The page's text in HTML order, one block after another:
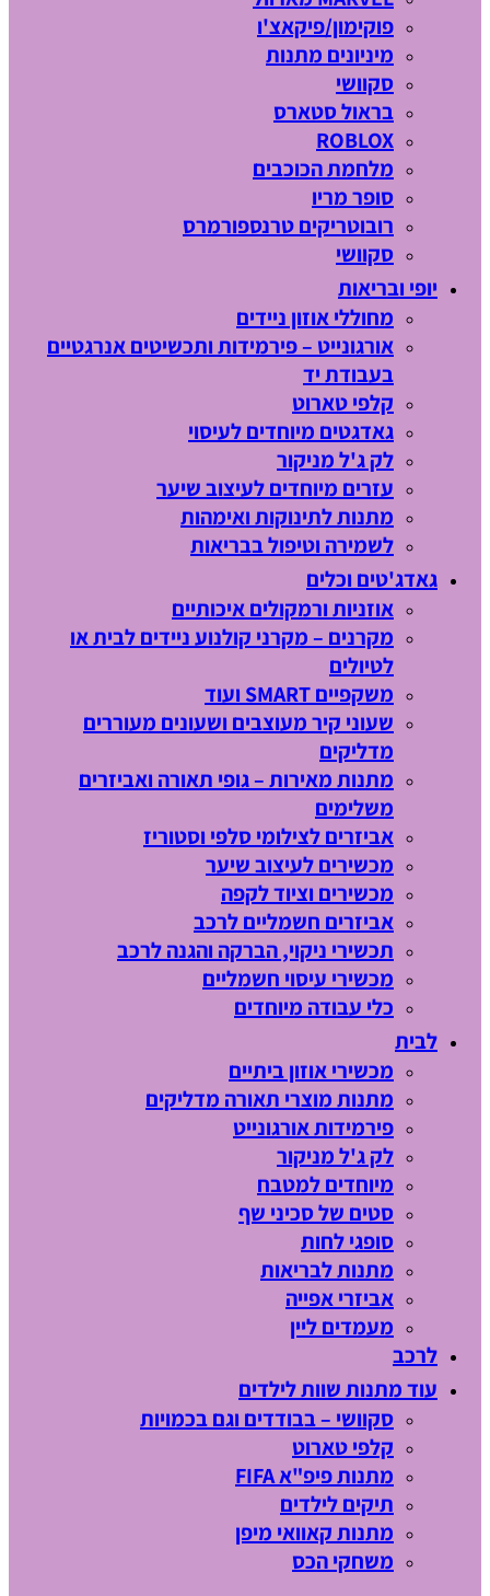
פוקימון/פיקאצ'ו
מיניונים מתנות
סקוושי
בראול סטארס
ROBLOX
מלחמת הכוכבים
סופר מריו
רובוטריקים טרנספורמרס
סקוושי
יופי ובריאות
מחוללי אוזון ניידים
אורגונייט – פירמידות ותכשיטים אנרגטיים
בעבודת יד
קלפי טארוט
גאדגטים מיוחדים לעיסוי
לק ג'ל מניקור
עזרים מיוחדים לעיצוב שיער
מתנות לתינוקות ואימהות
לשמירה וטיפול בבריאות
גאדג'טים וכלים
אוזניות ורמקולים איכותיים
מקרנים – מקרני קולנוע ניידים לבית או
לטיולים
משקפיים SMART ועוד
שעוני קיר מעוצבים ושעונים מעוררים
מדליקים
מתנות מאירות – גופי תאורה ואביזרים
משלימים
אביזרים לצילומי סלפי וסטוריז
מכשירים לעיצוב שיער
מכשירים וציוד לקפה
אביזרים חשמליים לרכב
תכשירי ניקוי, הברקה והגנה לרכב
מכשירי עיסוי חשמליים
כלי עבודה מיוחדים
לבית
מכשירי אוזון ביתיים
מתנות מוצרי תאורה מדליקים
פירמידות אורגונייט
לק ג'ל מניקור
מיוחדים למטבח
סטים של סכיני שף
סופגי לחות
מתנות לבריאות
אביזרי אפייה
מעמדים ליין
לרכב
עוד מתנות שוות לילדים
סקוושי – בבודדים וגם בכמויות
קלפי טארוט
מתנות פיפ"א FIFA
תיקים לילדים
מתנות קאוואי מיפן
משחקי הכס